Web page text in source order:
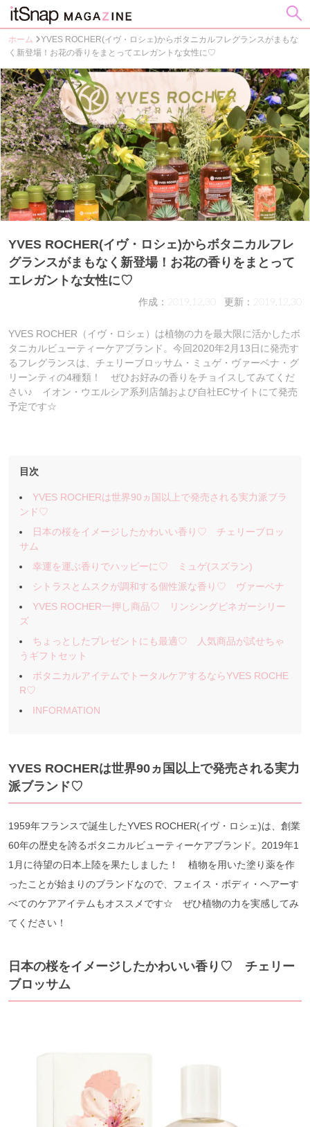
ホーム
YVES ROCHER(イヴ・ロシェ)からボタニカルフレグランスがまもな
く新登場！お花の香りをまとってエレガントな女性に♡
YVES ROCHER(イヴ・ロシェ)からボタニカルフレ
グランスがまもなく新登場！お花の香りをまとって
エレガントな女性に♡
作成：2019.12.30 更新：2019.12.30
YVES ROCHER（イヴ・ロシェ）は植物の力を最大限に活かしたボ
タニカルビューティーケアブランド。今回2020年2月13日に発売す
るフレグランスは、チェリーブロッサム・ミュゲ・ヴァーベナ・グ
リーンティの4種類！ ぜひお好みの香りをチョイスしてみてくだ
さい♪ イオン・ウエルシア系列店舗および自社ECサイトにて発売
予定です☆
目次
YVES ROCHERは世界90ヵ国以上で発売される実力派ブラ
ンド♡
日本の桜をイメージしたかわいい香り♡ チェリーブロッ
サム
幸運を運ぶ香りでハッピーに♡ ミュゲ(スズラン)
シトラスとムスクが調和する個性派な香り♡ ヴァーベナ
YVES ROCHER一押し商品♡ リンシングビネガーシリー
ズ
ちょっとしたプレゼントにも最適♡ 人気商品が試せちゃ
うギフトセット
ボタニカルアイテムでトータルケアするならYVES ROCHE
R♡
INFORMATION
YVES ROCHERは世界90ヵ国以上で発売される実力
派ブランド♡
1959年フランスで誕生したYVES ROCHER(イヴ・ロシェ)は、創業
60年の歴史を誇るボタニカルビューティーケアブランド。2019年1
1月に待望の日本上陸を果たしました！ 植物を用いた塗り薬を作
ったことが始まりのブランドなので、フェイス・ボディ・ヘアーす
べてのケアアイテムもオススメです☆ ぜひ植物の力を実感してみ
てください！
日本の桜をイメージしたかわいい香り♡ チェリー
ブロッサム